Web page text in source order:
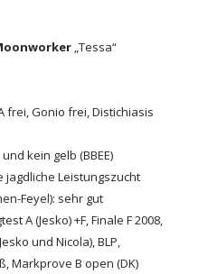
„Tessa“
frei, Gonio frei, Distichiasis
kein gelb (BBEE)
jagdliche Leistungszucht
Feyel): sehr gut
A (Jesko) +F, Finale F 2008,
und Nicola), BLP,
Markprove B open (DK)